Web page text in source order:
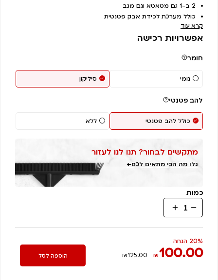
5 מבוסס על
דירוגים של
2 ב-1 גם מטאטא וגם מגב
כולל מערכת לכידת אבק פטנטית
קרא עוד
אפשרויות רכישה
חומר
גומי סיליקון
להב פטנטי
כולל להב פטנטי ללא
מתקשים לבחור? תנו לנו לעזור
גלו מה הכי מתאים לכם←
כמות
כמות
של
מטאטא
מפרקי
מגב
20% הנחה
₪100.00
₪125.00 הוספה לסל